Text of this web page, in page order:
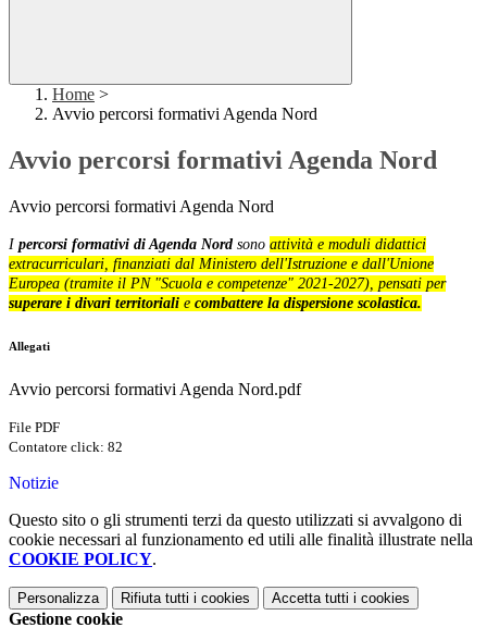
Home >
Avvio percorsi formativi Agenda Nord
Avvio percorsi formativi Agenda Nord
Avvio percorsi formativi Agenda Nord
I percorsi formativi di Agenda Nord sono attività e moduli didattici
extracurriculari, finanziati dal Ministero dell'Istruzione e dall'Unione
Europea (tramite il PN "Scuola e competenze" 2021-2027), pensati per
superare i divari territoriali e combattere la dispersione scolastica.
Allegati
Avvio percorsi formativi Agenda Nord.pdf
File PDF
Contatore click: 82
Notizie
Questo sito o gli strumenti terzi da questo utilizzati si avvalgono di
cookie necessari al funzionamento ed utili alle finalità illustrate nella
COOKIE POLICY.
Personalizza Rifiuta tutti i cookies Accetta tutti i cookies
Gestione cookie